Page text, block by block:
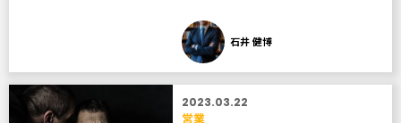
石井 健博
2023.03.22
営業